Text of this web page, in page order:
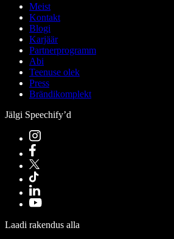
Meist
Kontakt
Blogi
Karjäär
Partnerprogramm
Abi
Teenuse olek
Press
Brändikomplekt
Jälgi Speechify’d
Laadi rakendus alla